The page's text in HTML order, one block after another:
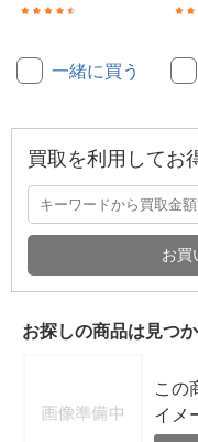
一緒に買う
買取を利用してお
お買
お探しの商品は見つ
この
イメ